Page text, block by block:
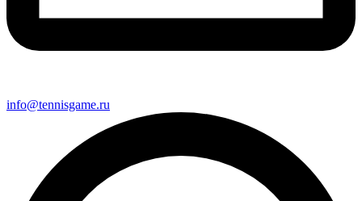
info@tennisgame.ru